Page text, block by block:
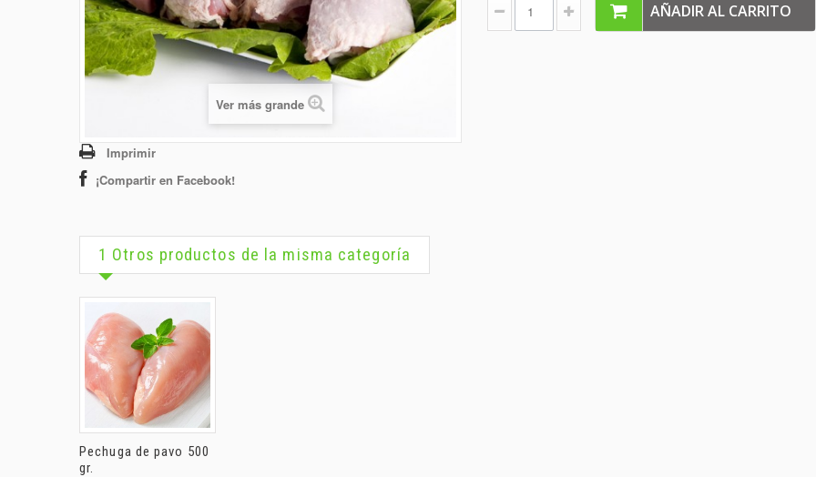
Ver más grande
Imprimir
¡Compartir en Facebook!
AÑADIR AL CARRITO
1 Otros productos de la misma categoría
Pechuga de pavo 500
gr.